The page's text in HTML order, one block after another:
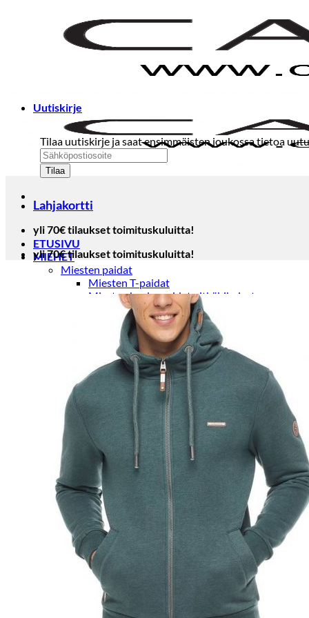
ETUSIVU
MIEHET
Miesten paidat
Miesten T-paidat
Miesten kauluspaidat pitkähihaiset
Miesten kauluspaidat lyhythihaiset
Miesten colleget ja hupparit
Miesten neuleet
Miesten neulepuserot
Miesten neuletakit
Puvut ja blazerit
Puvuntakit ja blazerit
Miesten housut
Miesten housut
Miesten farkut
Miesten collegehousut
Miesten shortsit
Miesten asusteet
Vyöt ja olkaimet
Solmiot, rusetit ja taskuliinat
Miesten päähineet, huivit ja käsineet
Miesten yöasut ja alusvaatteet
Miesten alusvaatteet
Miesten sukat
Miesten yöasut
Miesten aamutakit ja kylpytakit
Miesten takit
Miesten nahkatakit
Uutiskirje
Tilaa uutiskirje ja saat ensimmäisten joukossa tietoa
Lahjakortti
yli 70€ tilaukset toimituskuluitta!
yli 70€ tilaukset toimituskuluitta!